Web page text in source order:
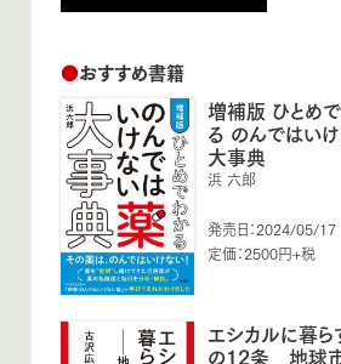
●おすすめ書籍
増補版 ひとめ
る のんではい
大事典
浜 六郎
発売日：2024/05/17
定価：2500円+税
エシカルに暮ら
の12条 地球